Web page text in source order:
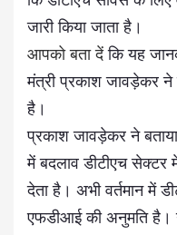
जारी किया जाता है।
आपको बता देंकि यह
मंत्री प्रकाश जावड़ेकर
है।
प्रकाश जावड़ेकर ने बताया
में बदलाव डीटीएच
देता है। अभी वर्तमान में
एफडीआई की अनुमति है।